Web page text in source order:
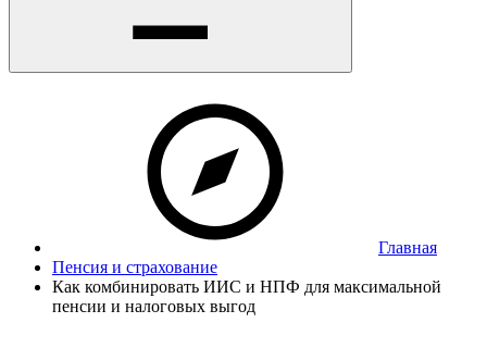
Главная
Пенсия и страхование
Как комбинировать ИИС и НПФ для максимальной
пенсии и налоговых выгод